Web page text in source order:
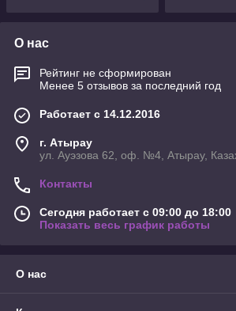
О нас
Рейтинг не сформирован
Менее 5 отзывов за последний год
Работает с 14.12.2016
г. Атырау
ул. Ауэзова 62, оф. №4, Атырау,
Контакты
Сегодня работает с 09:00 до 18:00
Показать весь график работы
О нас